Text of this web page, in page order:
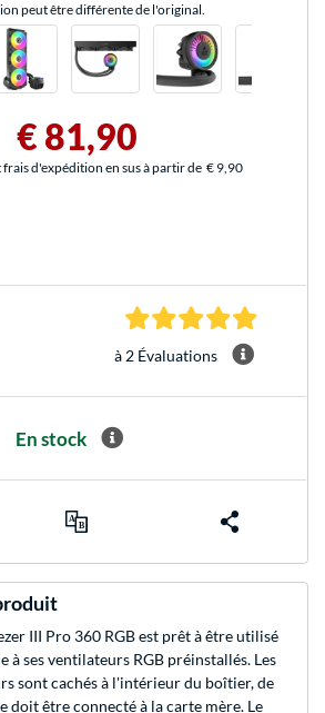
peut être différente de l'original.
€ 81,90
d'expédition en sus à partir de € 9,90
à 2 Évaluations
En stock
III Pro 360 RGB est prêt à être utilisé
à ses ventilateurs RGB préinstallés. Les
sont cachés à l'intérieur du boîtier, de
doit être connecté à la carte mère. Le